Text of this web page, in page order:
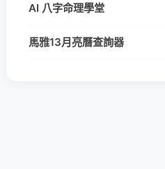
AI 八字命理學堂
馬雅13月亮曆查詢器